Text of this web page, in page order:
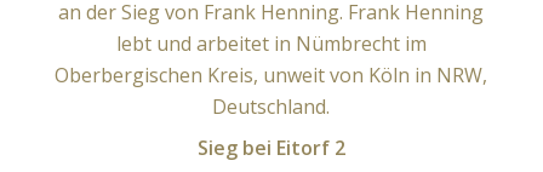
Sieg bei Eitorf 2